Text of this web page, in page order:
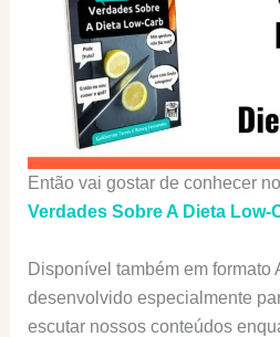
Então vai gostar de conhecer
Verdades Sobre A Dieta Low-
Disponível também em formato
desenvolvido especialmente
escutar nossos conteúdos